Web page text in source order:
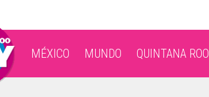
MÉXICO MUNDO QUINTANA ROO